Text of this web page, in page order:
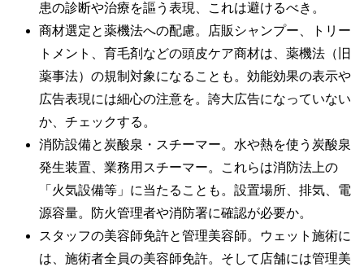
患の診断や治療を謳う表現、これは避けるべき。
商材選定と薬機法への配慮。店販シャンプー、トリー
トメント、育毛剤などの頭皮ケア商材は、薬機法（旧
薬事法）の規制対象になることも。効能効果の表示や
広告表現には細心の注意を。誇大広告になっていない
か、チェックする。
消防設備と炭酸泉・スチーマー。水や熱を使う炭酸泉
発生装置、業務用スチーマー。これらは消防法上の
「火気設備等」に当たることも。設置場所、排気、電
源容量。防火管理者や消防署に確認が必要か。
スタッフの美容師免許と管理美容師。ウェット施術に
は、施術者全員の美容師免許。そして店舗には管理美